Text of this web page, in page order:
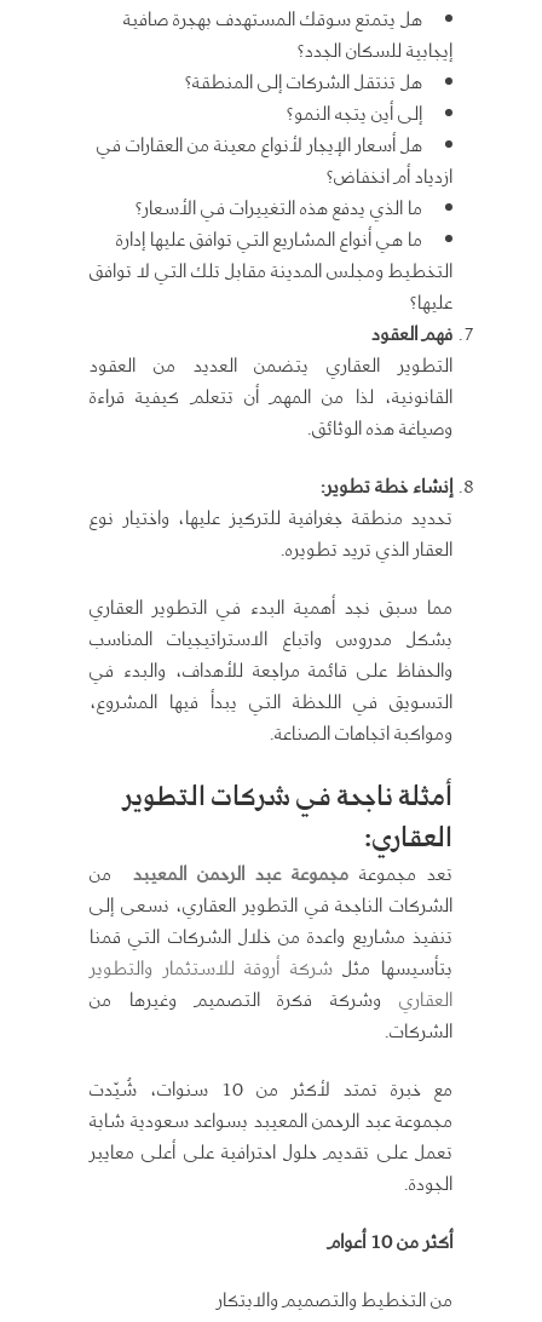
هل يتمتع سوقك المستهدف بهجرة صافية
إيجابية للسكان الجدد؟
هل تنتقل الشركات إلى المنطقة؟
إلى أين يتجه النمو؟
هل أسعار الإيجار لأنواع معينة من العقارات في
ازدياد أم انخفاض؟
ما الذي يدفع هذه التغييرات في الأسعار؟
ما هي أنواع المشاريع التي توافق عليها إدارة
التخطيط ومجلس المدينة مقابل تلك التي لا توافق
عليها؟
فهم العقود
التطوير العقاري يتضمن العديد من العقود
القانونية، لذا من المهم أن تتعلم كيفية قراءة
وصياغة هذه الوثائق.
إنشاء خطة تطوير:
تحديد منطقة جغرافية للتركيز عليها، واختيار نوع
العقار الذي تريد تطويره.
مما سبق نجد أهمية البدء في التطوير العقاري
بشكل مدروس واتباع الاستراتيجيات المناسب
والحفاظ على قائمة مراجعة للأهداف، والبدء في
التسويق في اللحظة التي يبدأ فيها المشروع،
ومواكبة اتجاهات الصناعة.
أمثلة ناجحة في شركات التطوير
العقاري:
تعد مجموعة مجموعة عبد الرحمن المعيبد من
الشركات الناجحة في التطوير العقاري، نسعى إلى
تنفيذ مشاريع واعدة من خلال الشركات التي قمنا
بتأسيسها مثلشركة أروقة للاستثمار والتطوير
العقاري وشركة فكرة التصميم وغيرها من
الشركات.
مع خبرة تمتد لأكثر من 10 سنوات، شُيّدت
مجموعة عبد الرحمن المعيبد بسواعد سعودية شابة
تعمل على تقديم حلول احترافية على أعلى معايير
الجودة.
أكثر من 10 أعوام
من التخطيط والتصميم والابتكار